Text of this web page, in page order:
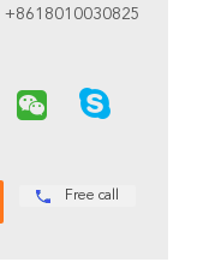
+8618010030825
Free call